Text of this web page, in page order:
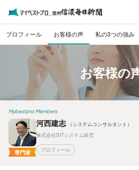
プロフィール お客様の声 私の3つの強み
お客様の
Mybestpro Members
専門家
河西建志
（システムコンサルタント）
株式会社SITシステム経営
プロフィール